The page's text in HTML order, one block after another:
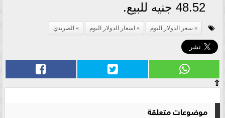
48.52 جنيه للبيع.
سعر الدولار اليوم اسعار الدولار اليوم الصريدي
⇧
موضوعات متعلقة